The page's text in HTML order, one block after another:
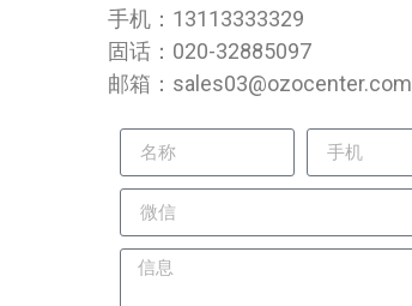
手机：13113333329
固话：020-32885097
邮箱：sales03@ozocenter.com